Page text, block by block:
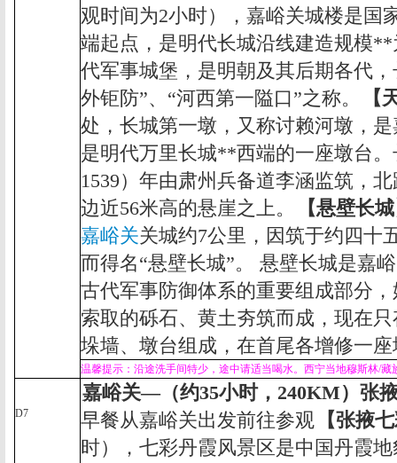
观时间为2小时），嘉峪关城楼是 国
端起点，是明代长城沿线建造规模
代军事城堡，是明朝及其后期各代
外钜防”、“河西第一隘口”之称。
【
处，长城第一墩，又称讨赖河墩，
是明代万里长城**西端的一座墩台
1539）年由肃州兵备道李涵监筑，
边近56米高的悬崖之上。
【悬壁长
嘉峪关关城约7公里，因筑于约四十
而得名“悬壁长城”。 悬壁长城是嘉
古代军事防御体系的重要组成部分
索取的砾石、黄土夯筑而成，现在只
垛墙、墩台组成，在首尾各增修一
温馨提示：沿途洗手间特少，途中请适当喝水。西宁当地穆斯林/藏
D7
嘉峪关—（约35小时， 240KM）张
早餐从嘉峪关出发前往参观 【张掖
时），七彩丹霞风景区是中国丹霞